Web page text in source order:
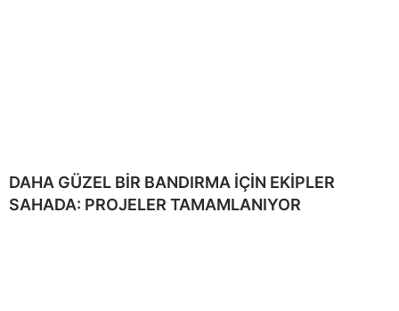
DAHA GÜZEL BİR BANDIRMA İÇİN EKİPLER
SAHADA: PROJELER TAMAMLANIYOR